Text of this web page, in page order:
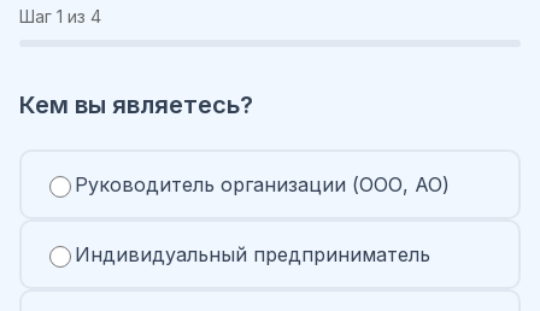
Шаг 1 из 4
Кем вы являетесь?
Руководитель организации (ООО, АО)
Индивидуальный предприниматель